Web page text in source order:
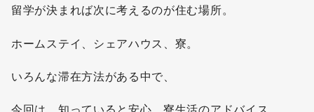
留学が決まれば次に考えるのが住む場所。
ホームステイ、シェアハウス、寮。
いろんな滞在方法がある中で、
今回は 知っていると安心 寮生活のアドバイス